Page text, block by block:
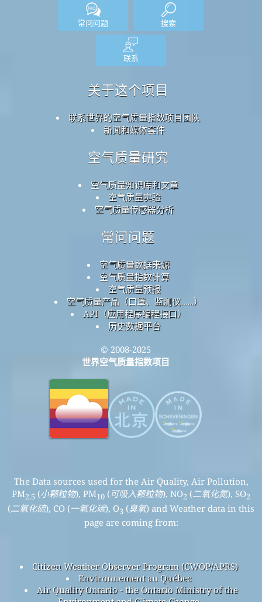
常问问题 搜索
联系
关于这个项目
联系世界的空气质量指数项目团队
新闻和媒体套件
空气质量研究
空气质量知识库和文章
空气质量实验
空气质量传感器分析
常问问题
空气质量数据来源
空气质量指数计算
空气质量预报
空气质量产品（口罩、监测仪……）
API（应用程序编程接口）
历史数据平台
© 2008-2025
世界空气质量指数项目
The Data sources used for the Air Quality, Air Pollution,
PM2.5 (小颗粒物), PM10 (可吸入颗粒物), NO2 (二氧化氮), SO2
(二氧化硫), CO (一氧化碳), O3 (臭氧) and Weather data in this
page are coming from:
Citizen Weather Observer Program (CWOP/APRS)
Environnement au Québec
Air Quality Ontario - the Ontario Ministry of the